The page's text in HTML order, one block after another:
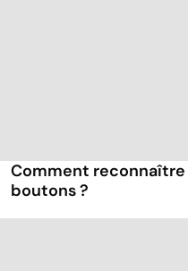
Comment
boutons ?